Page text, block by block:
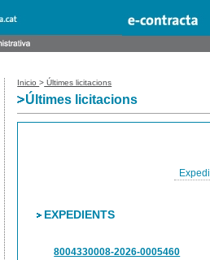
Inicio> Últimes licitacions
Últimes licitacions
EXPEDIENTS
8004330008-2026-0005460